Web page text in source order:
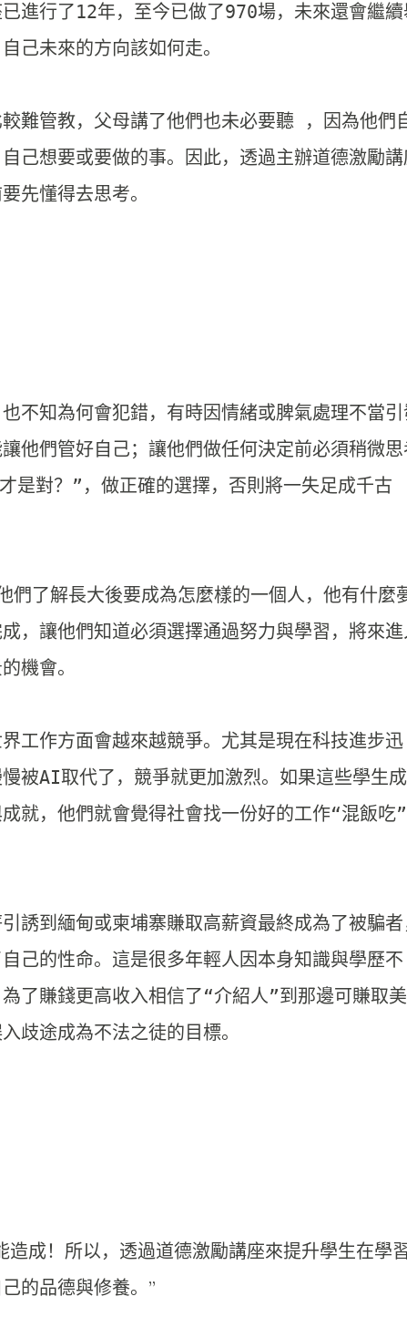
進行了12年， 至今已做了970場，未來還會繼
己未來的方向該如何走。
難管教，父母講了他們也未必要聽 ，因為他們
己想要或要做的事。
因此，透過主辦道德激勵
先懂得去思考。
不知為何會犯錯， 有時因情緒或脾氣處理不當
讓他們管好自己；讓他們做任何決定前必須稍微
是對？”，做正確的選擇， 否則將一失足成千古
們了解長大後要成為怎麼樣的一個人，他有什麼
， 讓他們知道必須選擇通過努力與學習， 將來
機會。
工作方面會越來越競爭。 尤其是現在科技進步迅
被AI取代了，競爭就更加激烈。 如果這些學生成
就， 他們就會覺得社會找一份好的工作“混飯吃”
誘到緬甸或柬埔寨賺取高薪資最終成為了被騙
己的性命。 這是很多年輕人因本身知識與學歷不
為了賺錢更高收入相信了“介紹人”到那邊可賺取美
歧途成為不法之徒的目標。
成！所以， 透過道德激勵講座來提升學生在學
的品德與修養。”